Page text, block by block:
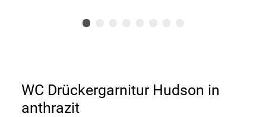
WC Drückergarnitur Hudson in
anthrazit